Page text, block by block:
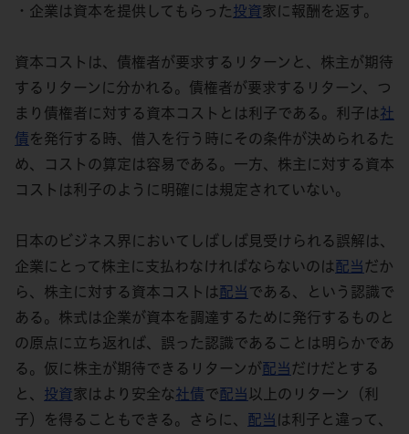
・企業は資本を提供してもらった投資家に報酬を返す。
資本コストは、債権者が要求するリターンと、株主が期待
するリターンに分かれる。債権者が要求するリターン、つ
まり債権者に対する資本コストとは利子である。利子は社
債を発行する時、借入を行う時にその条件が決められるた
め、コストの算定は容易である。一方、株主に対する資本
コストは利子のように明確には規定されていない。
日本のビジネス界においてしばしば見受けられる誤解は、
企業にとって株主に支払わなければならないのは 配当だか
ら、株主に対する資本コストは 配当 である、という認識で
ある。株式は企業が資本を調達するために発行するものと
の原点に立ち返れば、誤った認識であることは明らかであ
る。仮に株主が期待できるリターンが配当だけだとする
と、 投資家はより安全な社債で配当 以上のリターン（利
子）を得ることもできる。さらに、
配当 は利子と違って、